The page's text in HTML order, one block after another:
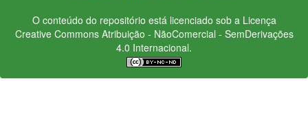
O conteúdo do repositório está licenciado sob a Licença
Creative CommonsAtribuição - NãoComercial - SemDerivações
4.0 Internacional.